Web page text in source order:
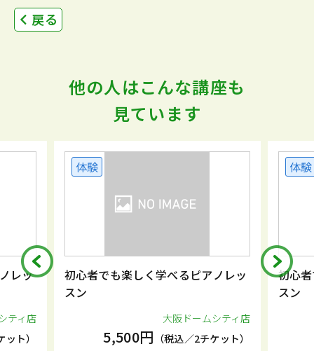
戻る
他の人はこんな講座も
見ています
レッ
ティ店
ト）
体験
初心者でも楽しく学べるピアノレッ
スン
大阪ドームシティ店
5,500円 （税込／2チケット）
体験
初心
スン